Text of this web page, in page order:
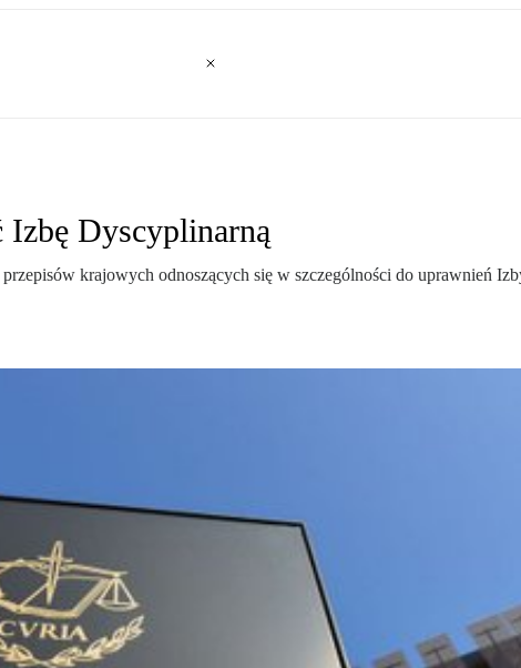
Izbę Dyscyplinarną
krajowych odnoszących się w szczególności do uprawnień